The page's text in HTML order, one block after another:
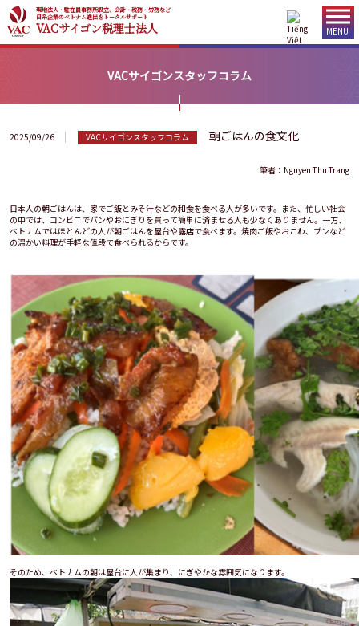
現地法人・駐在員事務所設立、会計・税務・労務など
日系企業のベトナム進出をトータルサポート
VACサイゴン税理士法人 MENU
VACサイゴンスタッフコラム
2025/09/26 VACサイゴンスタッフコラム 朝ごはんの食文化
筆者：Nguyen Thu Trang
日本人の朝ごはんは、家でご飯とみそ汁などの和食を食べる人が多いです。また、忙しい社会
の中では、コンビニでパンやおにぎりを買って簡単に済ませる人も少なくありません。一方、
ベトナムではほとんどの人が朝ごはんを屋台や露店で食べます。焼肉ご飯やおこわ、ブンなど
の温かい料理が手軽な値段で食べられるからです。
そのため、ベトナムの朝は屋台に人が集まり、にぎやかな雰囲気になります。